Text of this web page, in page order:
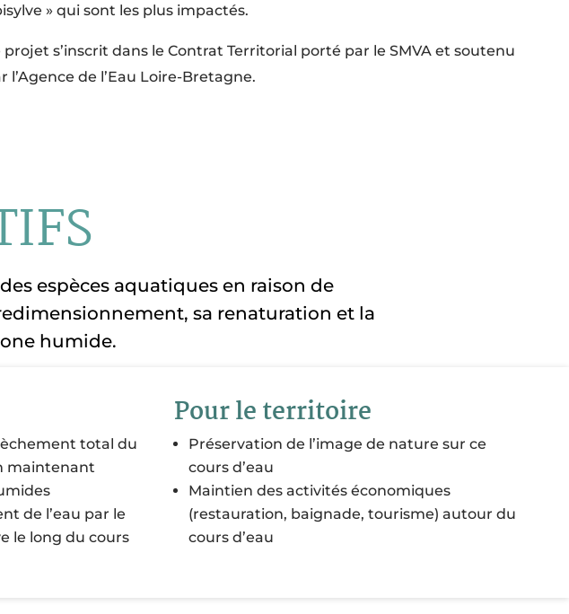
» qui sont les plus impactés.
projet s’inscrit dans le Contrat Territorial porté par le SMVA et soutenu
l’Agence de l’Eau Loire-Bretagne.
espèces aquatiques en raison de
sa renaturation et la
humide.
total du
maintenant
de l’eau par le
le long du cours
Pour le territoire
Préservation de l’image de nature sur ce
cours d’eau
Maintien des activités économiques
(restauration, baignade, tourisme) autour du
cours d’eau